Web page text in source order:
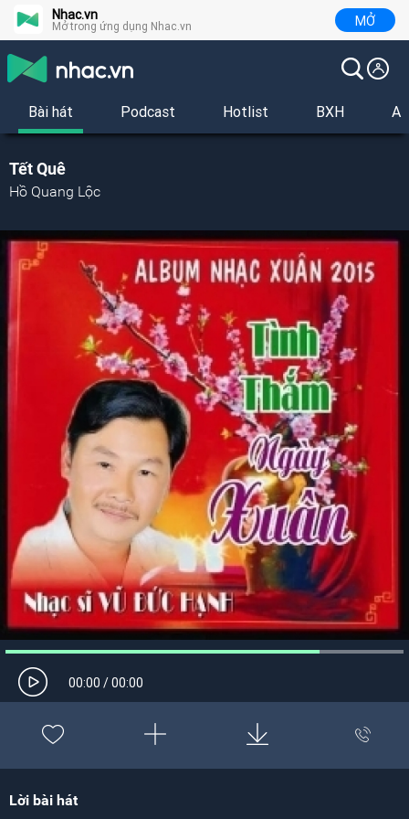
Nhac.vn
Mở trong ứng dụng Nhac.vn MỞ
Bài hát Podcast Hotlist BXH
Tết Quê
Hồ Quang Lộc
00:00 /00:00
Lời bài hát